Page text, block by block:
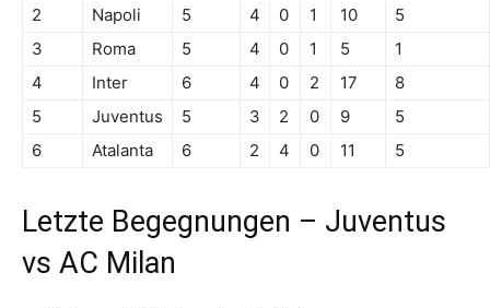
2
Napoli 5 4 0 1 10
5
3
Roma 5 4 0 1 5
1
4
Inter 6 4 0 2 17
8
5
Juventus 5 3 2 0 9
5
6
Atalanta 6 2 4 0 11 5
Letzte Begegnungen – Juventus
vs AC Milan